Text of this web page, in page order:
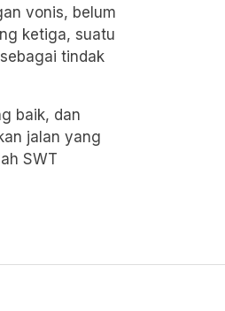
vonis, belum
ketiga, suatu
tindak
baik, dan
jalan yang
SWT